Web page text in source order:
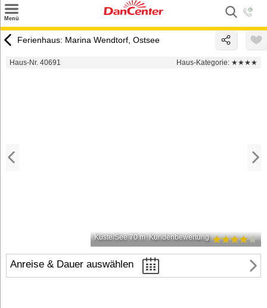
Menü
Urlaubsziele
Ferienhaus: Marina Wendtorf, Ostsee
Haus-Nr. 40691 Haus-Kategorie: ★★★★
Küste/See 70 m Kundenbewertung
Anreise & Dauer auswählen